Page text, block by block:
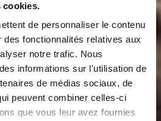
cookies.
de personnaliser le contenu
fonctionnalités relatives aux
notre trafic. Nous
informations sur l'utilisation de
de médias sociaux, de
peuvent combiner celles-ci
que vous leur avez fournies